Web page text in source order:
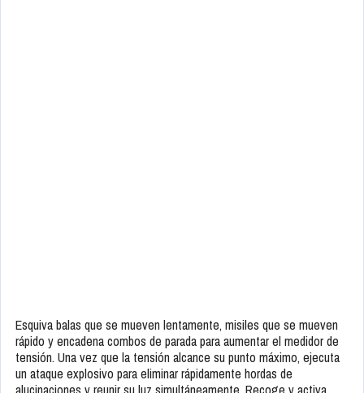
Esquiva balas que se mueven lentamente, misiles que se mueven
rápido y encadena combos de parada para aumentar el medidor de
tensión. Una vez que la tensión alcance su punto máximo, ejecuta
un ataque explosivo para eliminar rápidamente hordas de